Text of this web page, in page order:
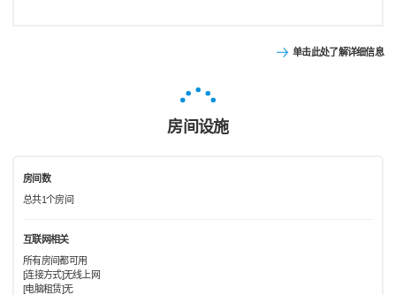
单击此处了解详细信息
房间设施
房间数
总共1个房间
互联网相关
所有房间都可用
[连接方式]无线上网
[电脑租赁]无